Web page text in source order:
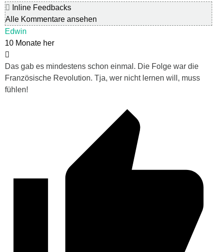
Inline Feedbacks
Alle Kommentare ansehen
Edwin
10 Monate her
Das gab es mindestens schon einmal. Die Folge war die
Französische Revolution. Tja, wer nicht lernen will, muss
fühlen!